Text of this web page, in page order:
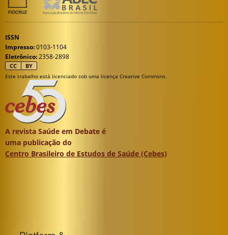
ISSN
Impresso:0103-1104
Eletrônico:2358-2898
CC BY
Este trabalho está licenciado sob uma licença Creative Commons.
A revista Saúde em Debate é
uma publicação do
Centro Brasileiro de Estudos de Saúde (Cebes)